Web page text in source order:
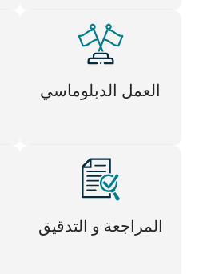
العمل الدبلوماسي
المراجعة و التدقيق